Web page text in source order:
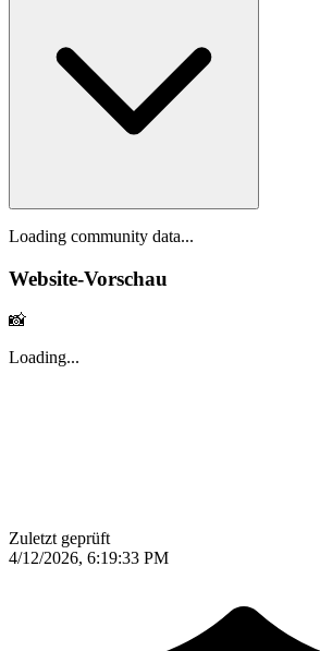
Loading community data...
Website-Vorschau
📸
Loading...
Zuletzt geprüft
4/12/2026, 6:19:33 PM